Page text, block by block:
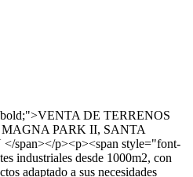
DE TERRENOS
PARK II, SANTA
span></p><p><span style="font-
industriales desde 1000m2, con
adaptado a sus necesidades